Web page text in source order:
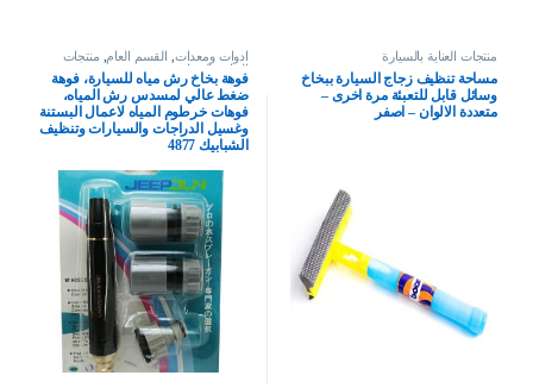
منتجات العناية بالسيارة
مساحة تنظيف زجاج السيارة ببخاخ
وسائل قابل للتعبئة مرة اخرى –
متعددة الالوان – اصفر
ادوات ومعدات, القسم العام, منتجات
العناية بالسيارة
فوهة بخاخ رش مياه للسيارة، فوهة
ضغط عالي لمسدس رش المياه،
فوهات خرطوم المياه لاعمال البستنة
وغسيل الدراجات والسيارات وتنظيف
الشبابيك 4877